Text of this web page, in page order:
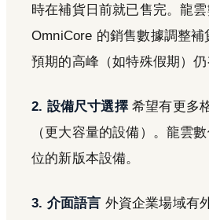
時在補貨日前就已售完。龍
OmniCore 的銷售數據調整補
預期的高峰（如特殊假期）仍
2. 設備尺寸選擇希望有更多
（更大容量的設備）。龍雲
位的新版本設備。
3. 介面語言 外資企業場域有